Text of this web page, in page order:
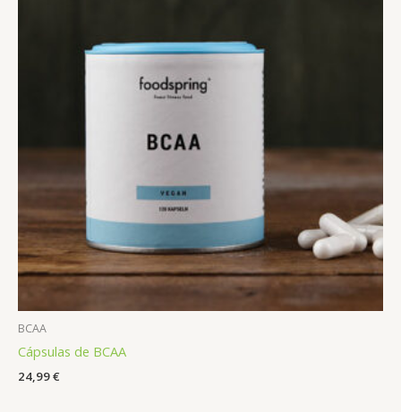
BCAA
Cápsulas de BCAA
24,99€